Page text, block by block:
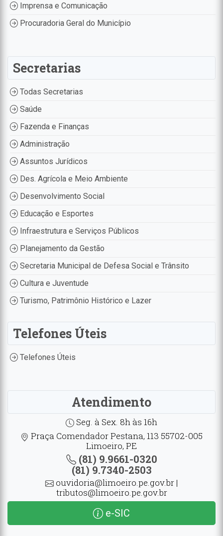
Imprensa e Comunicação
Procuradoria Geral do Município
Secretarias
Todas Secretarias
Saúde
Fazenda e Finanças
Administração
Assuntos Jurídicos
Des. Agrícola e Meio Ambiente
Desenvolvimento Social
Educação e Esportes
Infraestrutura e Serviços Públicos
Planejamento da Gestão
Secretaria Municipal de Defesa Social e Trânsito
Cultura e Juventude
Turismo, Patrimônio Histórico e Lazer
Telefones Úteis
Telefones Úteis
Atendimento
Seg. à Sex. 8h às 16h
Praça Comendador Pestana, 113 55702-005
Limoeiro, PE
(81) 9.9661-0320
(81) 9.7340-2503
ouvidoria@limoeiro.pe.gov.br |
tributos@limoeiro.pe.gov.br
e-SIC